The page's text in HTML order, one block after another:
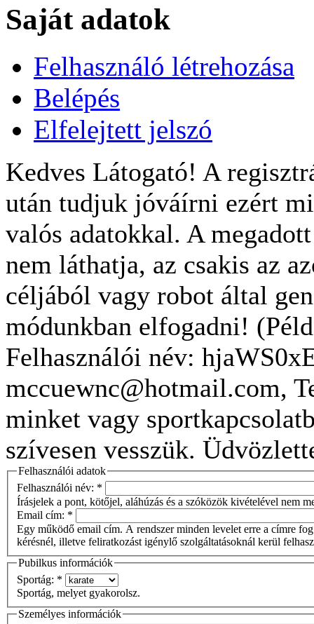
Saját adatok
Felhasználó létrehozása
Belépés
Elfelejtett jelszó
Kedves Látogató! A
után tudjuk jóváírni ezért
valós adatokkal. A
nem láthatja, az csakis az
céljából vagy robot által
módunkban elfogadni!
Felhasználói név:
mccuewnc@hotmail.com,
minket vagy
szívesen vesszük.
Felhasználói adatok
Felhasználói név: *
Írásjelek a pont, kötőjel, aláhúzás és a szóközök kivételével nem
Email cím: *
Egy működő email cím. A rendszer minden levelet erre a címre
kérésnél, illetve feliratkozást igénylő szolgáltatásoknál kerül
Pubilkus információk
Sportág: *
Sportág, melyet gyakorolsz.
Személyes információk